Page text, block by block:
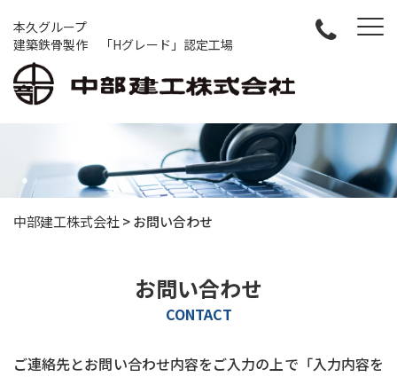
本久グループ
建築鉄骨製作 「Hグレード」認定工場
中部建工株式会社>お問い合わせ
お問い合わせ
CONTACT
ご連絡先とお問い合わせ内容をご入力の上で「入力内容を